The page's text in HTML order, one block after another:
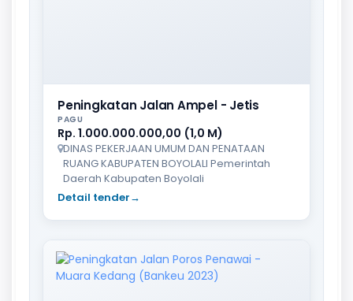
Peningkatan Jalan Ampel - Jetis
PAGU
Rp. 1.000.000.000,00 (1,0 M)
DINAS PEKERJAAN UMUM DAN PENATAAN
RUANG KABUPATEN BOYOLALI Pemerintah
Daerah Kabupaten Boyolali
Detail tender→